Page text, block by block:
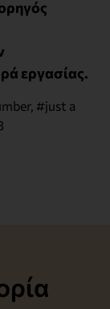
εργασίας.
, #just a